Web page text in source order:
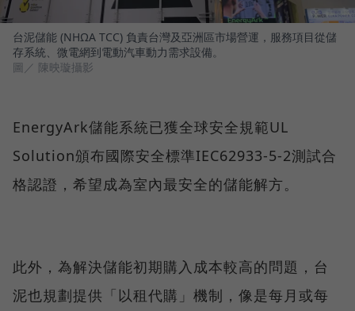
台泥儲能 (NHΩA TCC) 負責台灣及亞洲區市場營運，服務項目從儲
存系統、微電網到電動汽車動力需求設備。
圖／ 陳映璇攝影
EnergyArk儲能系統已獲全球安全規範UL
Solution頒布國際安全標準IEC62933-5-2測試合
格認證，希望成為室內最安全的儲能解方。
此外，為解決儲能初期購入成本較高的問題，台
泥也規劃提供「以租代購」機制，像是每月或每